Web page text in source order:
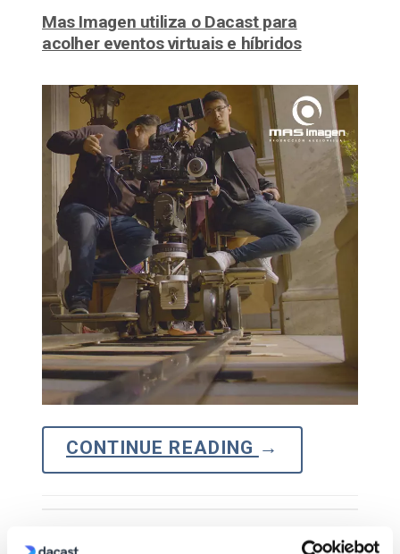
Mas Imagen utiliza o Dacast para
acolher eventos virtuais e híbridos
CONTINUE READING →
O Grupo Studeo revolucionou o